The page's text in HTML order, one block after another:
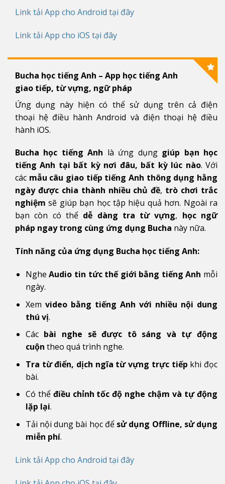
Link tải App cho Android tại đây
Link tải App cho iOS tại đây
Bucha học tiếng Anh – App học tiếng Anh
giao tiếp, từ vựng, ngữ pháp
Ứng dụng này hiện có thể sử dụng trên cả điện
thoại hệ điều hành Android và điện thoại hệ điều
hành iOS.
Bucha học tiếng Anh là ứng dụng giúp bạn học
tiếng Anh tại bất kỳ nơi đâu, bất kỳ lúc nào. Với
các mẫu câu giao tiếp tiếng Anh thông dụng hằng
ngày được chia thành nhiều chủ đề, trò chơi trắc
nghiệm sẽ giúp bạn học tập hiệu quả hơn. Ngoài ra
bạn còn có thể dễ dàng tra từ vựng, học ngữ
pháp ngay trong cùng ứng dụng Bucha này nữa.
Tính năng của ứng dụng Bucha học tiếng Anh:
NgheAudio tin tức thế giới bằng tiếng Anh mỗi
ngày.
Xem video bằng tiếng Anh với nhiều nội dung
thú vị.
Các bài nghe sẽ được tô sáng và tự động
cuộn theo quá trình nghe.
Tra từ điển, dịch ngĩa từ vựng trực tiếp khi đọc
bài.
Có thể điều chỉnh tốc độ nghe chậm và tự động
lặp lại.
Tải nội dung bài học để sử dụng Offline, sử dụng
miễn phí.
Link tải App cho Android tại đây